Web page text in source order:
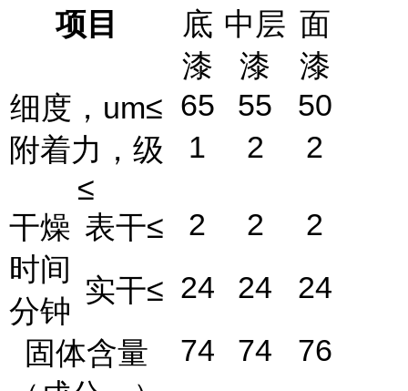
项目
底
漆
中层
漆
面
漆
细度， um≤ 65 55
50
附着力，级
≤
1 2 2
干燥
时间
分钟
表干≤ 2 2
2
实干≤ 24 24
24
固体含量
74 74 76